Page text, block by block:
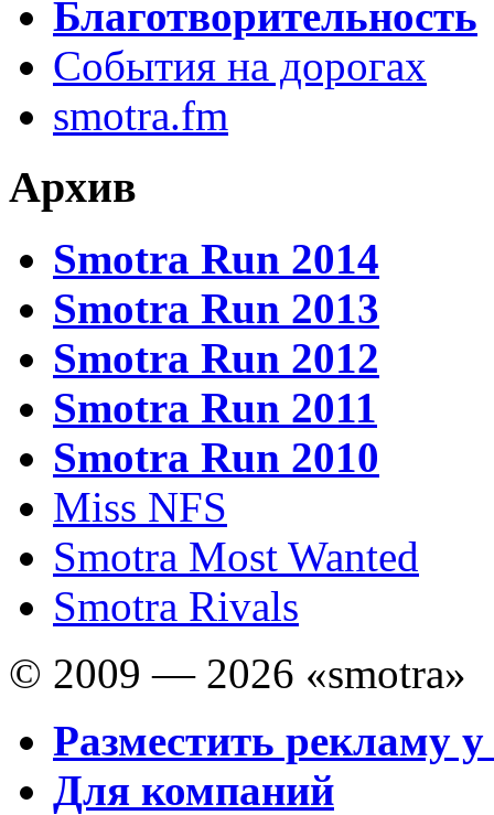
Благотворительность
События на дорогах
smotra.fm
Архив
Smotra Run 2014
Smotra Run 2013
Smotra Run 2012
Smotra Run 2011
Smotra Run 2010
Miss NFS
Smotra Most Wanted
Smotra Rivals
© 2009 — 2026 «smotra»
Разместить рекламу у
Для компаний